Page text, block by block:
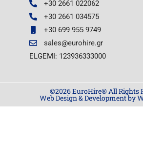
+30 2661 022062
+30 2661 034575
+30 699 955 9749
sales@eurohire.gr
ELGEMI: 123936333000
©2026 EuroHire® All Rights
Web Design & Development by